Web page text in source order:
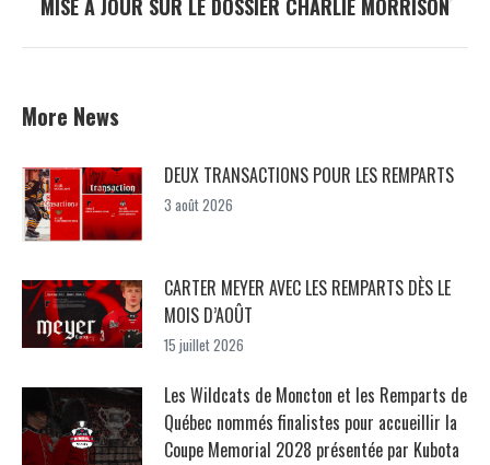
Next
MISE À JOUR SUR LE DOSSIER CHARLIE MORRISON
More News
DEUX TRANSACTIONS POUR LES REMPARTS
3 août 2026
CARTER MEYER AVEC LES REMPARTS DÈS LE
MOIS D’AOÛT
15 juillet 2026
Les Wildcats de Moncton et les Remparts de
Québec nommés finalistes pour accueillir la
Coupe Memorial 2028 présentée par Kubota